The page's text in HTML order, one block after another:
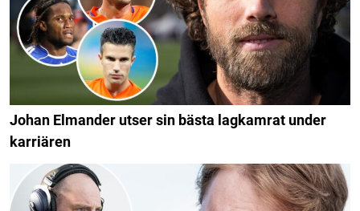
Johan Elmander utser sin bästa lagkamrat under
karriären